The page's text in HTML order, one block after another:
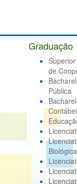
Graduação
de
Pública